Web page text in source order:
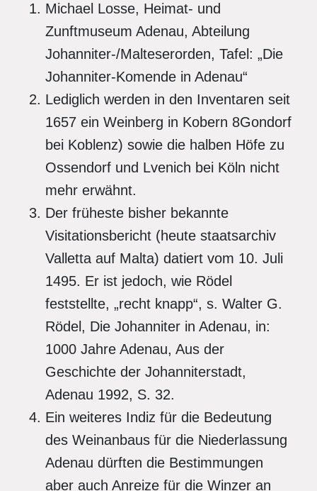
Michael Losse, Heimat- und
Zunftmuseum Adenau, Abteilung
Johanniter-/Malteserorden, Tafel: „Die
Johanniter-Komende in Adenau“
Lediglich werden in den Inventaren seit
1657 ein Weinberg in Kobern 8Gondorf
bei Koblenz) sowie die halben Höfe zu
Ossendorf und Lvenich bei Köln nicht
mehr erwähnt.
Der früheste bisher bekannte
Visitationsbericht (heute staatsarchiv
Valletta auf Malta) datiert vom 10. Juli
1495. Er ist jedoch, wie Rödel
feststellte, „recht knapp“, s. Walter G.
Rödel, Die Johanniter in Adenau, in:
1000 Jahre Adenau, Aus der
Geschichte der Johanniterstadt,
Adenau 1992, S. 32.
Ein weiteres Indiz für die Bedeutung
des Weinanbaus für die Niederlassung
Adenau dürften die Bestimmungen
aber auch Anreize für die Winzer an